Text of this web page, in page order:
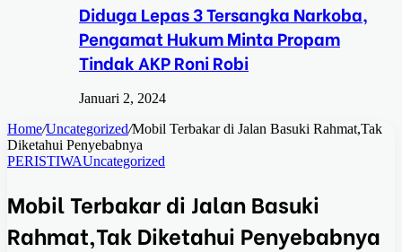
Diduga Lepas 3 Tersangka Narkoba,
Pengamat Hukum Minta Propam
Tindak AKP Roni Robi
Januari 2, 2024
Home/Uncategorized/Mobil Terbakar di Jalan Basuki Rahmat,Tak
Diketahui Penyebabnya
PERISTIWAUncategorized
Mobil Terbakar di Jalan Basuki
Rahmat,Tak Diketahui Penyebabnya